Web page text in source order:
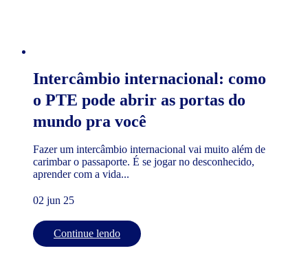
Intercâmbio internacional: como
o PTE pode abrir as portas do
mundo pra você
Fazer um intercâmbio internacional vai muito além de
carimbar o passaporte. É se jogar no desconhecido,
aprender com a vida...
02 jun 25
Continue lendo